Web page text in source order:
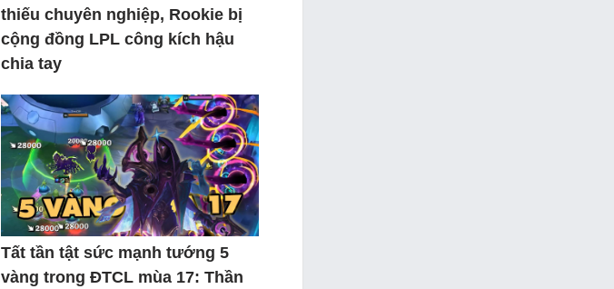
thiếu chuyên nghiệp, Rookie bị
cộng đồng LPL công kích hậu
chia tay
Tất tần tật sức mạnh tướng 5
vàng trong ĐTCL mùa 17: Thần